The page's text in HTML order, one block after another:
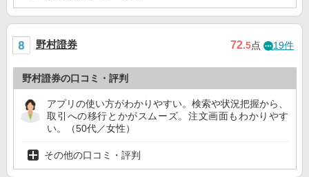
野村證券 72.5点 19件
野村證券の口コミ・評判
アプリの使い方がわかりやすい。検索や状況把握から、
取引への移行とかがスムーズ。注文画面もわかりやす
い。（50代／女性）
その他の口コミ・評判